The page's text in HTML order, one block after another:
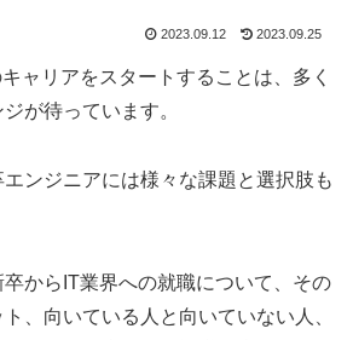
2023.09.12 2023.09.25
ャリアをスタートすることは、多く
が待っています。
ンジニアには様々な課題と選択肢も
からIT業界への就職について、その
、向いている人と向いていない人、